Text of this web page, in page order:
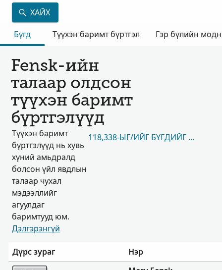
ХАЙХ
Бүгд
Түүхэн баримт бүртгэл Гэр бүлийн
Fensk-ийн
талаар олдсон
түүхэн баримт
бүртгэлүүд
Түүхэн баримт
бүртгэлүүд нь хувь
хүний амьдралд
болсон үйл явдлын
талаар чухал
мэдээллийг
агуулдаг
баримтууд юм.
Дэлгэрэнгүй
118,338-ЫГ/ИЙГ БҮГДИЙГ НЬ ҮЗЭХ
Дүрс зураг
Нэр
Нэмэх